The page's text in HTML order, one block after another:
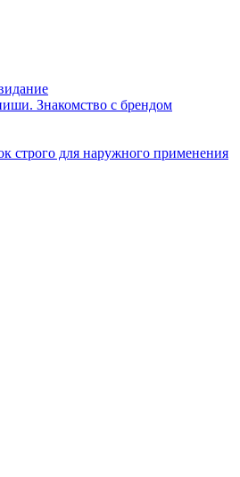
Знакомство с брендом
строго для наружного применения